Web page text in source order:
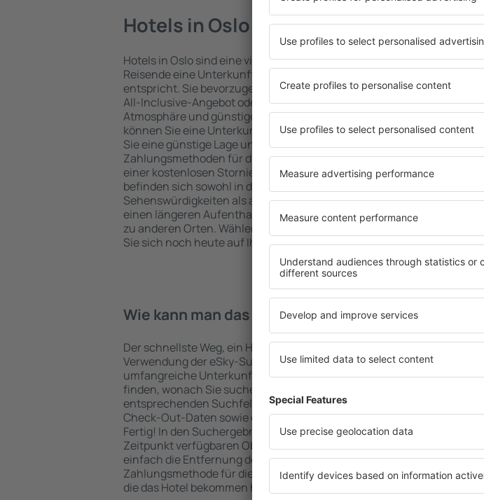
Hotels in Oslo
Hotels in Oslo sind eine vielfältige Unterkunftsbasis, in der jeder
Reisende eine Unterkunft findet, die seinen Erwartungen
entspricht. Sie bevorzugen ein Hotel mit hohem Standard und
All-Inclusive-Angebot oder wählen Hotels aus, die eine intime
Atmosphäre und günstige Unterkünfte garantieren? in Oslo
können Sie eine Unterkunft für jede Geldtasche buchen! Wählen
Sie eine günstige Lage und den Standard des Hotels sowie die
Zahlungsmethoden für die Unterkunft aus und die Möglichkeit
einer kostenlosen Stornierung der Buchung. Hotels in Oslo
befinden sich sowohl in der Nähe der beliebtesten
Sehenswürdigkeiten als auch abseits der Masse. Perfekt für
einen längeren Aufenthalt und als Ausgangspunkt für Ausflüge
zu anderen Orten. Wählen Sie ein Hotel für sich aus und bereiten
Sie sich noch heute auf Ihre Reise oder Geschäftsreise vor!
Wie kann man das Hotel in in Oslo finden?
Der schnellste Weg, ein Hotel in Oslo zu finden, ist die
Verwendung der eSky-Suchmaschine für Unterkünfte. Eine
umfangreiche Unterkunftsbasis garantiert, dass Sie gerade das
finden, wonach Sie suchen. Geben Sie den Reiseort in die
entsprechenden Suchfelder ein, wählen Sie die Check-In- und
Check-Out-Daten sowie die Anzahl der Gäste und Zimmer aus.
Fertig! In den Suchergebnissen werden die zum angegebenen
Zeitpunkt verfügbaren Objekte angezeigt. Sie können ganz
einfach die Entfernung des Hotels vom Zentrum, die
Zahlungsmethode für die Unterkunft oder die Anzahl der Sterne,
die das Hotel bekommen hat, überprüfen.